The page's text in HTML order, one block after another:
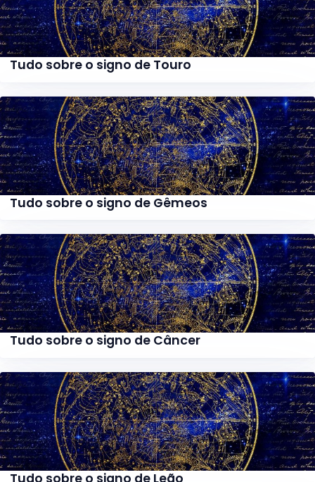
Tudo sobre o signo de Touro
Tudo sobre o signo de Gêmeos
Tudo sobre o signo de Câncer
Tudo sobre o signo de Leão